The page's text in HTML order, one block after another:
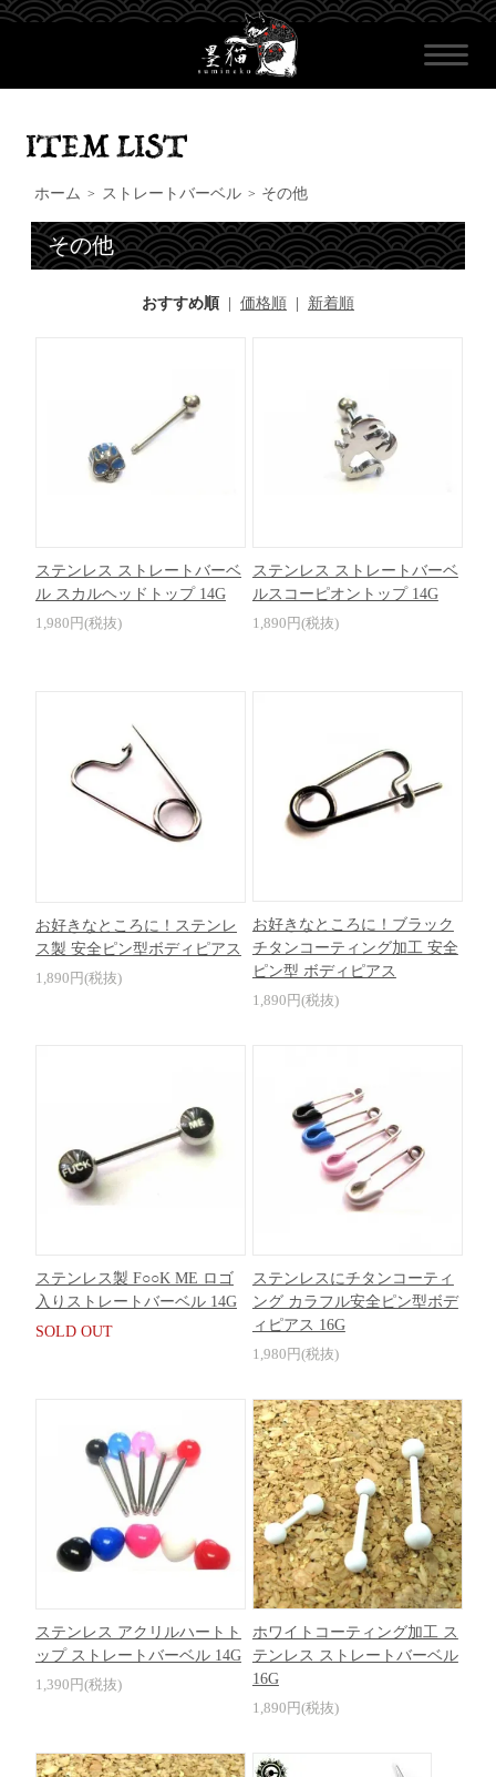
ホーム > ストレートバーベル > その他
その他
おすすめ順 価格順 新着順
ステンレス ストレートバーベ
ル スカルヘッドトップ 14G
1,980円(税抜)
ステンレス ストレートバーベ
ルスコーピオントップ 14G
1,890円(税抜)
お好きなところに！ステンレ
ス製 安全ピン型ボディピアス
1,890円(税抜)
お好きなところに！ブラック
チタンコーティング加工 安全
ピン型 ボディピアス
1,890円(税抜)
ステンレス製 F○○K ME ロゴ
入りストレートバーベル 14G
SOLD OUT
ステンレスにチタンコーティ
ング カラフル安全ピン型ボデ
ィピアス 16G
1,980円(税抜)
ステンレス アクリルハートト
ップ ストレートバーベル 14G
1,390円(税抜)
ホワイトコーティング加工 ス
テンレス ストレートバーベル
16G
1,890円(税抜)